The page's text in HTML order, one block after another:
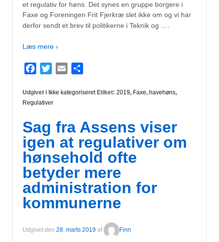
et regulativ for høns. Det synes en gruppe borgere i
Faxe og Foreningen Frit Fjerkræ slet ikke om og vi har
derfor sendt et brev til politikerne i Teknik og …
Læs mere ›
Facebook
TwitterEmail
Udgivet i Ikke kategoriseretEtiket: 2019, Faxe, havehøns,
Regulativer
Sag fra Assens viser
igen at regulativer om
hønsehold ofte
betyder mere
administration for
kommunerne
Udgivet den 28. marts 2019 af Finn